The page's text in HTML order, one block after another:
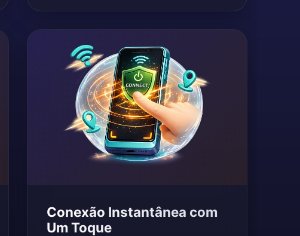
Conexão Instantânea com
Um Toque